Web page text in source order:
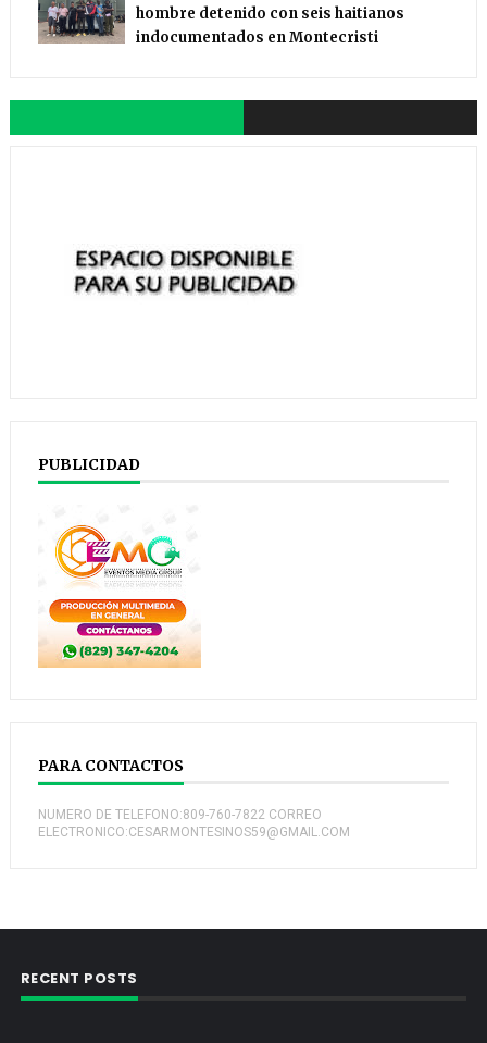
hombre detenido con seis haitianos
indocumentados en Montecristi
PUBLICIDAD
PARA CONTACTOS
NUMERO DE TELEFONO:809-760-7822 CORREO
ELECTRONICO:CESARMONTESINOS59@GMAIL.COM
RECENT POSTS